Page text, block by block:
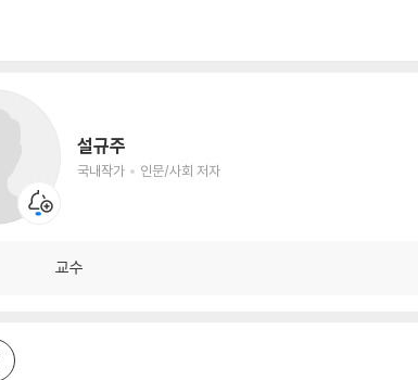
설규주
국내작가 인문/사회 저자
교수